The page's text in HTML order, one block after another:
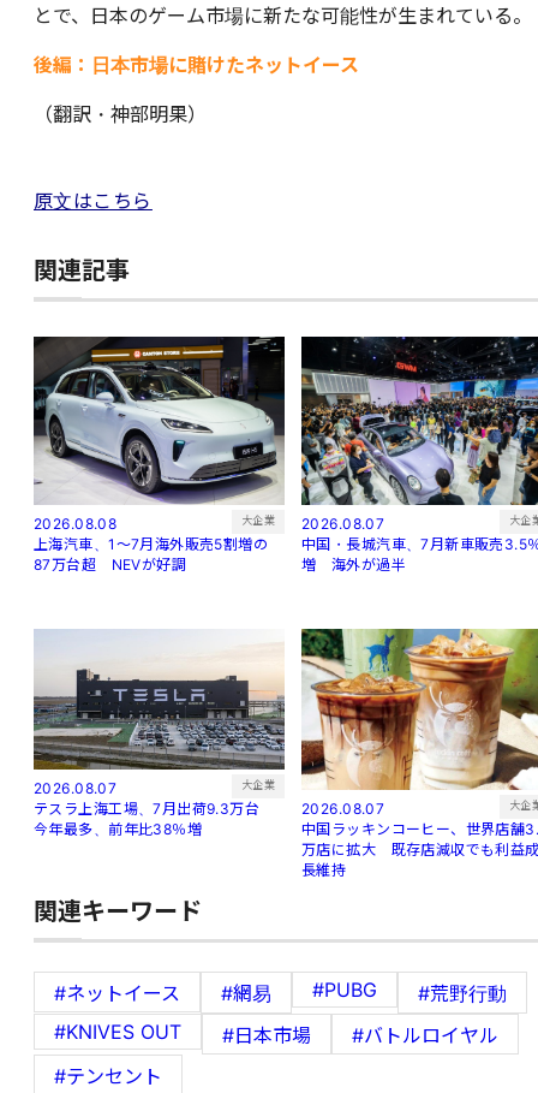
とで、日本のゲーム市場に新たな可能性が生まれている。
後編：日本市場に賭けたネットイース
（翻訳・神部明果）
原文はこちら
関連記事
2026.08.08 大企業
上海汽車、1～7月海外販売5割増の
87万台超 NEVが好調
2026.08.07 大企
中国・長城汽車、7月新車販売3.5
増 海外が過半
2026.08.07 大企業
テスラ上海工場、7月出荷9.3万台
今年最多、前年比38％増
2026.08.07 大企
中国ラッキンコーヒー、世界店舗
万店に拡大 既存店減収でも利益
長維持
関連キーワード
#ネットイース #網易 #PUBG
#荒野行動
#KNIVES OUT
#日本市場
#バトルロイヤル
#テンセント